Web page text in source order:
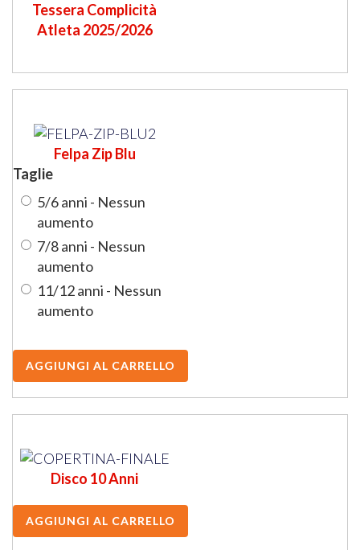
Tessera Complicità
Atleta 2025/2026
Felpa Zip Blu
Taglie
5/6 anni - Nessun
aumento
7/8 anni - Nessun
aumento
11/12 anni - Nessun
aumento
Disco 10 Anni